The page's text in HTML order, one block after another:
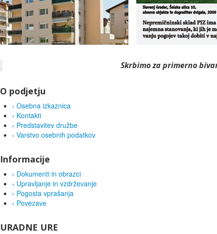
Skrbimo za primerno
O podjetju
› Osebna izkaznica
› Kontakti
› Predstavitev družbe
› Varstvo osebnih podatkov
Informacije
› Dokumenti in obrazci
› Upravljanje in vzdrževanje
› Pogosta vprašanja
› Povezave
URADNE URE